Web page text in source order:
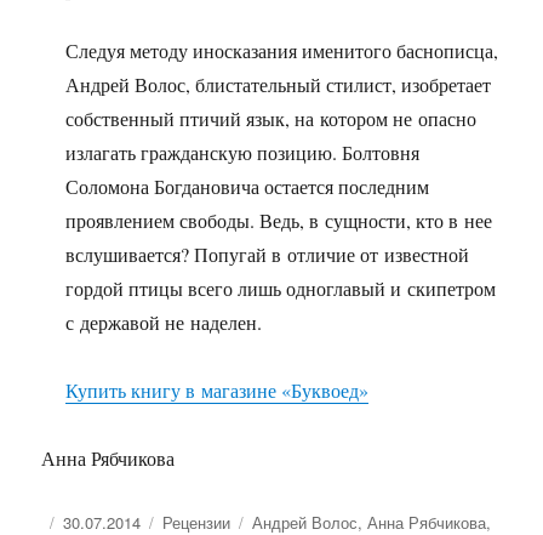
Следуя методу иносказания именитого баснописца,
Андрей Волос, блистательный стилист, изобретает
собственный птичий язык, на котором не опасно
излагать гражданскую позицию. Болтовня
Соломона Богдановича остается последним
проявлением свободы. Ведь, в сущности, кто в нее
вслушивается? Попугай в отличие от известной
гордой птицы всего лишь одноглавый и скипетром
с державой не наделен.
Купить книгу в магазине «Буквоед»
Анна Рябчикова
Опубликовано
30.07.2014 Рубрики
Рецензии Метки
Андрей Волос,Анна Рябчикова,